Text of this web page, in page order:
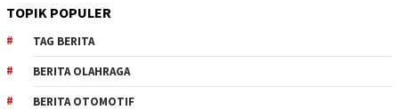
TOPIK POPULER
TAG BERITA
BERITA OLAHRAGA
BERITA OTOMOTIF